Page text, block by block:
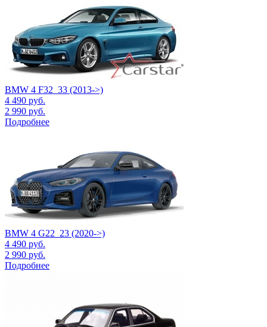
BMW 4 F32_33 (2013->)
4 490 руб.
2 990 руб.
Подробнее
BMW 4 G22_23 (2020->)
4 490 руб.
2 990 руб.
Подробнее